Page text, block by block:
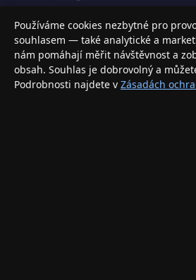
Váš specializovaný obchod s Apple
elektronikou. Nakupujte bezpečně a s
INFORMACE
Doprava a doručení
Používáme cookies nezbytné pro
souhlasem — také analytické a
nám pomáhají měřit návštěvnost a
obsah. Souhlas je dobrovolný a
Podrobnosti najdete v Zásadách